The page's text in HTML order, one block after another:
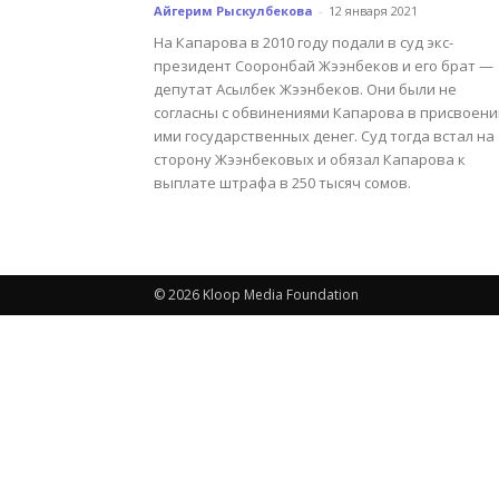
Айгерим Рыскулбекова - 12 января 2021
На Капарова в 2010 году подали в суд экс-
президент Сооронбай Жээнбеков и его брат —
депутат Асылбек Жээнбеков. Они были не
согласны с обвинениями Капарова в
ими государственных денег. Суд тогда встал на
сторону Жээнбековых и обязал Капарова к
выплате штрафа в 250 тысяч сомов.
© 2026 Kloop Media Foundation